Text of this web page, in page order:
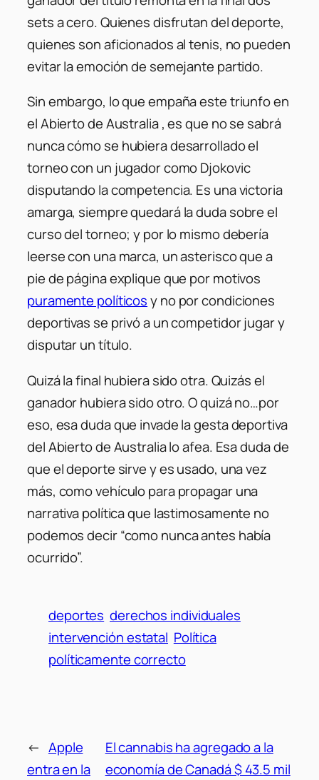
sets a cero. Quienes disfrutan del deporte,
quienes son aficionados al tenis, no pueden
evitar la emoción de semejante partido.
Sin embargo, lo que empaña este triunfo en
el Abierto de Australia , es que no se sabrá
nunca cómo se hubiera desarrollado el
torneo con un jugador como Djokovic
disputando la competencia. Es una victoria
amarga, siempre quedará la duda sobre el
curso del torneo; y por lo mismo debería
leerse con una marca, un asterisco que a
pie de página explique que por motivos
puramente políticosy no por condiciones
deportivas se privó a un competidor jugar y
disputar un título.
Quizá la final hubiera sido otra. Quizás el
ganador hubiera sido otro. O quizá no…por
eso, esa duda que invade la gesta deportiva
del Abierto de Australia lo afea. Esa duda de
que el deporte sirve y es usado, una vez
más, como vehículo para propagar una
narrativa política que lastimosamente no
podemos decir “como nunca antes había
ocurrido”.
deportes derechos individuales
intervención estatal Política
políticamente correcto
← Apple
entra en la
El cannabis ha agregado a la
economía de Canadá $ 43.5 mil